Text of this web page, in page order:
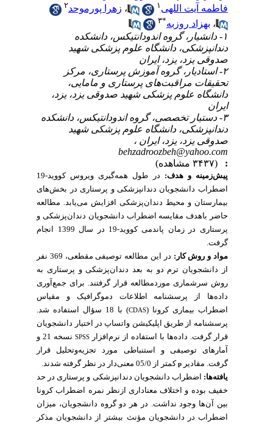
فاطمه آیت اللهی ،زهرا پورموحد۲
،بهزاد روزبه ۳
۱- دانشیار، گروه اندودانتیکس، دانشکده
دندانپزشکی، دانشگاه علوم پزشکی شهید
صدوقی یزد، یزد، ایران
۲- استادیار، گروه آموزش پرستاری، مرکز
تحقیقات مراقبت‌های پرستاری و مامایی،
دانشگاه علوم پزشکی شهید صدوقی یزد، یزد،
ایران
۳- دستیار تخصصی، گروه اندودانتیکس، دانشکده
دندانپزشکی، دانشگاه علوم پزشکی شهید
صدوقی یزد، یزد، ایران ،
behzadroozbeh@yahoo.com
پیش‌زمینه و هدف:
در طول همه‌گیری ویروس کووید-19
اضطراب دانشجویان دندانپزشکی و پرستاری در بخش‌های
بیمارستان و محیط دندان‌پزشکی افزایش می‌یابد. مطالعه
حاضر باهدف مقایسه اضطراب دانشجویان دندان‌پزشکی و
پرستاری در زمان پاندمی کووید-19 در سال 1399 انجام
گرفت.
مواد و روش کار:
در این مطالعه توصیفی مقطعی، 369 نفر
از دانشجویان ترم دو به بعد دندان‌پزشکی و پرستاری به
روش سرشماری موردمطالعه قرار گرفتند. برای جمع‌آوری
داده‌ها از پرسشنامه اطلاعات دموگرافیک و مقیاس
اضطراب بیماری کرونا (CDAS
) با 18 سؤال استفاده شد.
پرسشنامه از طریق اپلیکیشن واتساپ در اختیار دانشجویان
قرار گرفت. داده‌ها با استفاده از نرم‌افزار
SPSS
نسخه 21 و
آمارهای توصیفی و استنباطی مورد تجزیه‌وتحلیل قرار
گرفت. مقادیرp کمتر از 05/0 معنی‌دار در نظر گرفته شدند.
یافته‌ها:اضطراب دانشجویان دندانپزشکی و پرستاری در حد
خفیف بوده و اختلاف معناداری ازنظر نمره اضطراب کرونا
بین آن‌ها وجود نداشت. در هر دو گروه دانشجویان، میزان
اضطراب در دانشجویان مؤنث بیشتر از دانشجویان مذکر